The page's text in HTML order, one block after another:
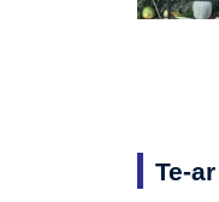
Te-